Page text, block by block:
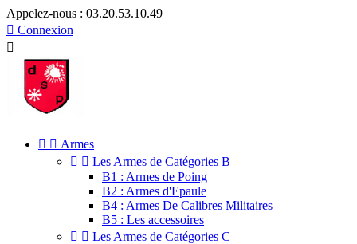
Appelez-nous : 03.20.53.10.49
 Connexion

  Armes
  Les Armes de Catégories B
B1 : Armes de Poing
B2 : Armes d'Epaule
B4 : Armes De Calibres Militaires
B5 : Les accessoires
  Les Armes de Catégories C